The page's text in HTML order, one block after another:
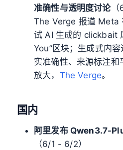
准确性与透明度讨论（
The Verge 报道 Meta
试 AI 生成的 clickbait
You”区块；生成式内
实准确性、来源标注和
放大， The Verge。
国内
阿里发布 Qwen3.7-
（6/1 - 6/2）